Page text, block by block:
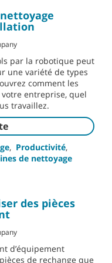
par la robotique peut
une variété de types
comment les
entreprise, quel
travaillez.
, Productivité,
de nettoyage
des pièces
d’équipement
de rechange que